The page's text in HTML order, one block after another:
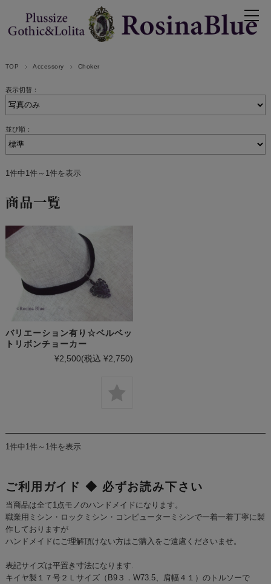
TOP Accessory Choker
表示切替：
並び順：
1件中1件～1件を表示
商品一覧
バリエーション有り☆ベルベッ
トリボンチョーカー
¥2,500(税込 ¥2,750)
1件中1件～1件を表示
ご利用ガイド ◆ 必ずお読み下さい
当商品は全て1点モノのハンドメイドになります。
職業用ミシン・ロックミシン・コンピューターミシンで一着一着丁寧に製
作しておりますが
ハンドメイドにご理解頂けない方はご購入をご遠慮くださいませ。
表記サイズは平置き寸法になります.
キイヤ製１７号２Ｌサイズ（B9３．W73.5、肩幅４１）のトルソーで